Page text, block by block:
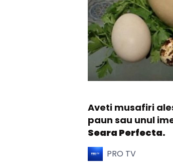
Aveti musafiri
paun sau unul
Seara Perfecta.
PRO TV